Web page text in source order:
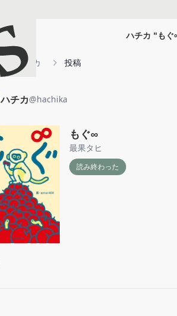
ハチカ "も
ハチカ 投稿
ハチカ@hachika
もぐ∞
最果タヒ
読み終わった